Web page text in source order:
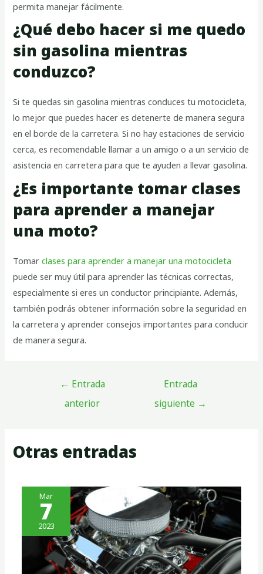
permita manejar fácilmente.
¿Qué debo hacer si me quedo
sin gasolina mientras
conduzco?
Si te quedas sin gasolina mientras conduces tu motocicleta,
lo mejor que puedes hacer es detenerte de manera segura
en el borde de la carretera. Si no hay estaciones de servicio
cerca, es recomendable llamar a un amigo o a un servicio de
asistencia en carretera para que te ayuden a llevar gasolina.
¿Es importante tomar clases
para aprender a manejar
una moto?
Tomarclases para aprender a manejar una motocicleta
puede ser muy útil para aprender las técnicas correctas,
especialmente si eres un conductor principiante. Además,
también podrás obtener información sobre la seguridad en
la carretera y aprender consejos importantes para conducir
de manera segura.
← Entrada
anterior
Entrada
siguiente →
Otras entradas
Mar
7
2023